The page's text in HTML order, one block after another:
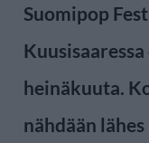
Suomipop
heinäkuuta.
nähdään